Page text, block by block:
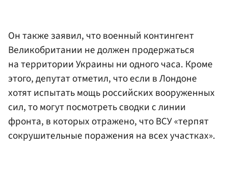
Он также заявил, что военный контингент
Великобритании не должен продержаться
на территории Украины ни одного часа. Кроме
этого, депутат отметил, что если в Лондоне
хотят испытать мощь российских вооруженных
сил, то могут посмотреть сводки с линии
фронта, в которых отражено, что ВСУ «терпят
сокрушительные поражения на всех участках».